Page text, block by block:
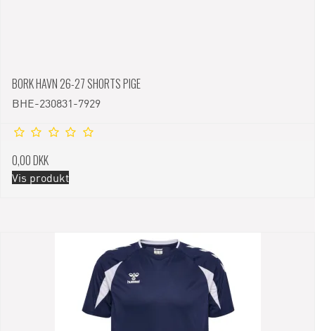
BORK HAVN 26-27 SHORTS PIGE
BHE-230831-7929
0,00 DKK
Vis produkt